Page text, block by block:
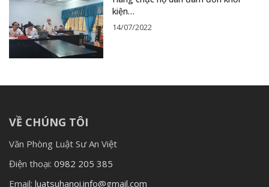
kiện…
14/07/2022
VỀ CHÚNG TÔI
Văn Phòng Luật Sư An Việt
Điện thoại: 0982 205 385
Email: luatsuhanoi.info@gmail.com